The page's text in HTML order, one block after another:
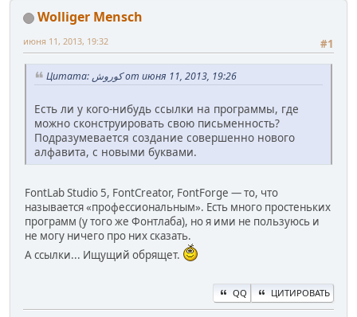
Wolliger Mensch
#1
июня 11, 2013, 19:32
Цитата: کوروش от июня 11, 2013, 19:26
Есть ли у кого-нибудь ссылки на программы, где
можно сконструировать свою письменность?
Подразумевается создание совершенно нового
алфавита, с новыми буквами.
FontLab Studio 5, FontCreator, FontForge — то, что
называется «профессиональным». Есть много простеньких
программ (у того же Фонтлаба), но я ими не пользуюсь и
не могу ничего про них сказать.
А ссылки... Ищущий обрящет.
QQ ЦИТИРОВАТЬ